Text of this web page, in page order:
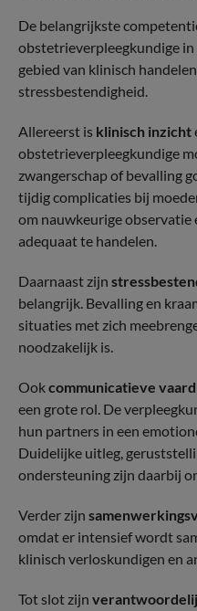
De belangrijkste
obstetrieverpleegkundige
gebied van klinisch
stressbestendigheid.
Allereerst is klinisch inzicht
obstetrieverpleegkundige
zwangerschap of bevalling
tijdig complicaties bij
om nauwkeurige observatie
adequaat te handelen.
Daarnaast zijn
belangrijk. Bevalling en
situaties met zich
noodzakelijk is.
Ookcommunicatieve
een grote rol. De
hun partners in een
Duidelijke uitleg,
ondersteuning zijn daarbij
Verder zijn
omdat er intensief wordt
klinisch verloskundigen en
Tot slot zijn